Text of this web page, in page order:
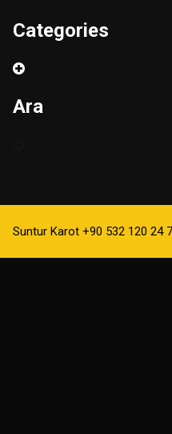
Categories
Ara
Suntur Karot +90 532 120 24